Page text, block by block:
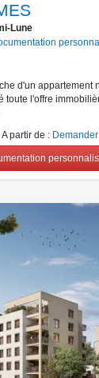
Lune
d'un appartement
toute l'offre
A partir de :